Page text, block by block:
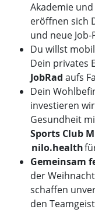
Akademie
eröffnen sich
und neue
Du willst
Dein privates
JobRad aufs
Dein
investieren
Gesundheit
Sports Club
nilo.health
Gemeinsam
der
schaffen
den Teamgeist